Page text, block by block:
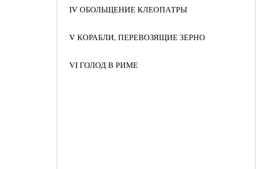
IV ОБОЛЬЩЕНИЕ КЛЕОПАТРЫ
V КОРАБЛИ, ПЕРЕВОЗЯЩИЕ ЗЕРНО
VI ГОЛОД В РИМЕ